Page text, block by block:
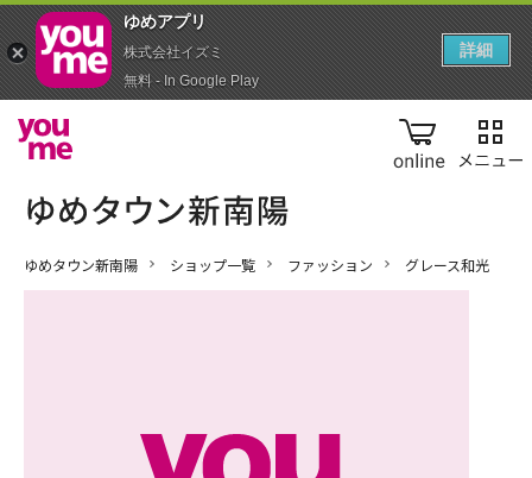
online
ゆめタウン新南陽 ショップ一覧 ファッション グレース和光
ゆめアプ‪リ‬
株式会社イズミ
無料 - In Google Play
詳細